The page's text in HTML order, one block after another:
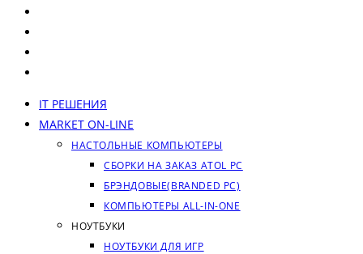
IT РЕШЕНИЯ
MARKET ON-LINE
НАСТОЛЬНЫЕ КОМПЬЮТЕРЫ
СБОРКИ НА ЗАКАЗ ATOL PC
БРЭНДОВЫЕ(BRANDED PC)
КОМПЬЮТЕРЫ ALL-IN-ONE
НОУТБУКИ
НОУТБУКИ ДЛЯ ИГР